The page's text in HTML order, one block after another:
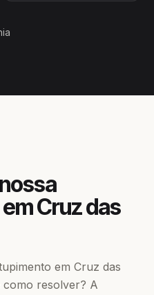
Cruz das
em Cruz das
como resolver? A